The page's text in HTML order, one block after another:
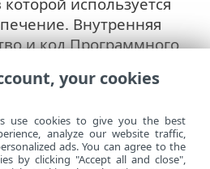
Внутренняя
и код Программного
ценной
и
информацией,
ESET и/или ее
копировать
your cookies
use cookies to give you the best
analyze our website traffic,
ads. You can agree to the
by clicking "Accept all and close",